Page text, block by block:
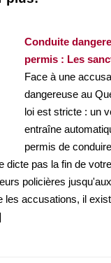
Conduite
permis : Les
Face à une
dangereuse au
loi est stricte : un
entraîne
permis de
dicte pas la fin de
policières
les accusations, il